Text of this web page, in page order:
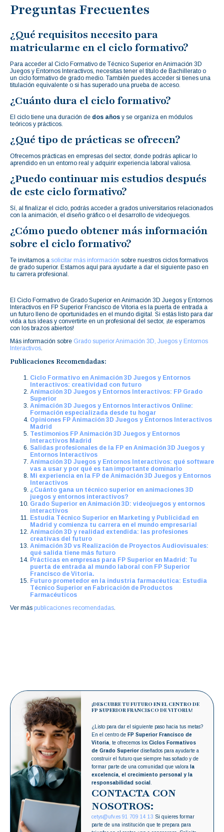
Preguntas Frecuentes
¿Qué requisitos necesito para
matricularme en el ciclo formativo?
Para acceder al Ciclo Formativo de Técnico Superior en Animación 3D
Juegos y Entornos Interactivos, necesitas tener el título de Bachillerato o
un ciclo formativo de grado medio. También puedes acceder si tienes una
titulación equivalente o si has superado una prueba de acceso.
¿Cuánto dura el ciclo formativo?
El ciclo tiene una duración de dos años y se organiza en módulos
teóricos y prácticos.
¿Qué tipo de prácticas se ofrecen?
Ofrecemos prácticas en empresas del sector, donde podrás aplicar lo
aprendido en un entorno real y adquirir experiencia laboral valiosa.
¿Puedo continuar mis estudios después
de este ciclo formativo?
Sí, al finalizar el ciclo, podrás acceder a grados universitarios relacionados
con la animación, el diseño gráfico o el desarrollo de videojuegos.
¿Cómo puedo obtener más información
sobre el ciclo formativo?
Te invitamos a solicitar más información sobre nuestros ciclos formativos
de grado superior. Estamos aquí para ayudarte a dar el siguiente paso en
tu carrera profesional.
El Ciclo Formativo de Grado Superior en Animación 3D Juegos y Entornos
Interactivos en FP Superior Francisco de Vitoria es la puerta de entrada a
un futuro lleno de oportunidades en el mundo digital. Si estás listo para dar
vida a tus ideas y convertirte en un profesional del sector, ¡te esperamos
con los brazos abiertos!
Más información sobre Grado superior Animación 3D, Juegos y Entornos
Interactivos.
Publicaciones Recomendadas:
Ciclo Formativo en Animación 3D Juegos y Entornos
Interactivos: creatividad con futuro
Animación 3D Juegos y Entornos Interactivos: FP Grado
Superior
Animación 3D Juegos y Entornos Interactivos Online:
Formación especializada desde tu hogar
Opiniones FP Animación 3D Juegos y Entornos Interactivos
Madrid
Testimonios FP Animación 3D Juegos y Entornos
Interactivos Madrid
Salidas profesionales de la FP en Animación 3D Juegos y
Entornos Interactivos
Animación 3D Juegos y Entornos Interactivos: qué software
vas a usar y por qué es tan importante dominarlo
Mi experiencia en la FP de Animación 3D Juegos y Entornos
Interactivos
¿Cuánto gana un técnico superior en animaciones 3D
juegos y entornos interactivos?
Grado Superior en Animación 3D: videojuegos y entornos
interactivos
Estudia Técnico Superior en Marketing y Publicidad en
Madrid y comienza tu carrera en el mundo empresarial
Animación 3D y realidad extendida: las profesiones
creativas del futuro
Animación 3D vs Realización de Proyectos Audiovisuales:
qué salida tiene más futuro
Prácticas en empresas para FP Superior en Madrid: Tu
puerta de entrada al mundo laboral con FP Superior
Francisco de Vitoria.
Futuro prometedor en la industria farmacéutica: Estudia
Técnico Superior en Fabricación de Productos
Farmacéuticos
Ver más publicaciones recomendadas.
¡DESCUBRE TU FUTURO EN EL CENTRO DE
FP SUPERIOR FRANCISCO DE VITORIA!
¿Listo para dar el siguiente paso hacia tus metas?
En el centro de FP Superior Francisco de
Vitoria , te ofrecemos losCiclos Formativos
de Grado Superior diseñados para ayudarte a
construir el futuro que siempre has soñado y de
formar parte de una comunidad que valora
la
excelencia, el crecimiento personal y la
responsabilidad social
CONTACTA CON
NOSOTROS:
cetys@ufv.es 91 709 14 13 Si quieres formar
parte de una institución que te prepara para